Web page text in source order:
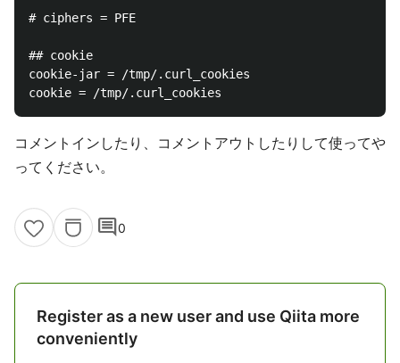
# ciphers = PFE
## cookie
cookie-jar = /tmp/.curl_cookies
コメントインしたり、コメントアウトしたりして使ってや
ってください。
comment0
Register as a new user and use Qiita more
conveniently